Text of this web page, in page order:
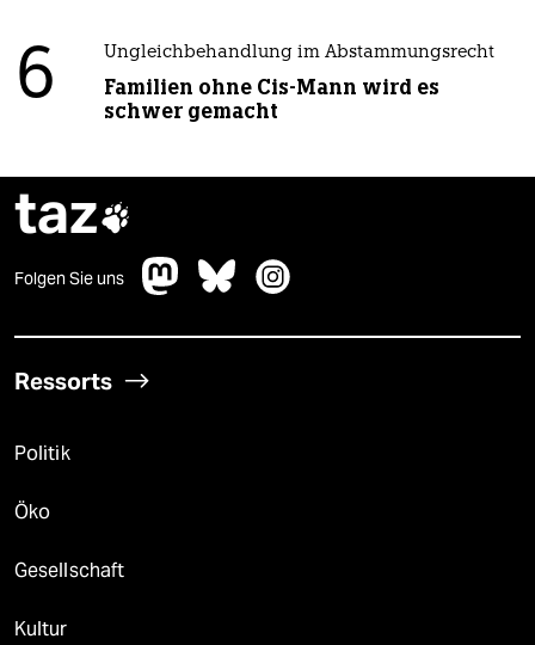
6 Ungleichbehandlung im Abstammungsrecht
Familien ohne Cis-Mann wird es
schwer gemacht
taz
Folgen Sie uns
Ressorts
Politik
Öko
Gesellschaft
Kultur